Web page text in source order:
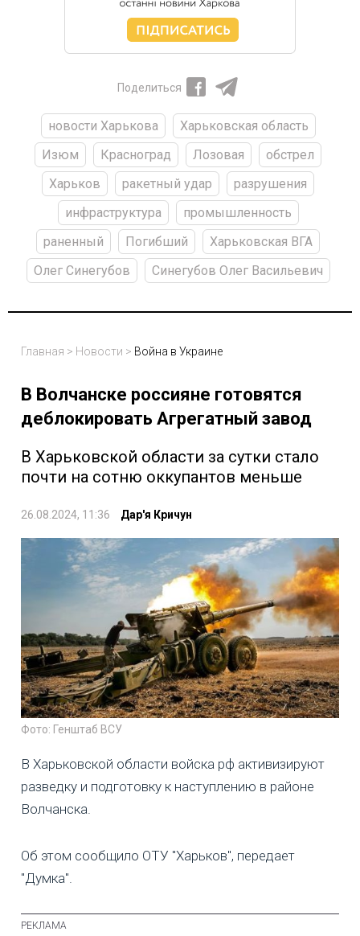
Поделиться
новости Харькова
Харьковская область
Изюм
Красноград Лозовая
обстрел
Харьков
ракетный удар
разрушения
инфраструктура
промышленность
раненный
Погибший
Харьковская ВГА
Олег Синегубов
Синегубов Олег Васильевич
Главная > Новости > Война в Украине
В Волчанске россияне готовятся
деблокировать Агрегатный завод
В Харьковской области за сутки стало
почти на сотню оккупантов меньше
26.08.2024, 11:36 Дар'я Кричун
Фото: Генштаб ВСУ
В Харьковской области войска рф активизируют
разведку и подготовку к наступлению в районе
Волчанска.
Об этом сообщило ОТУ "Харьков", передает
"Думка".